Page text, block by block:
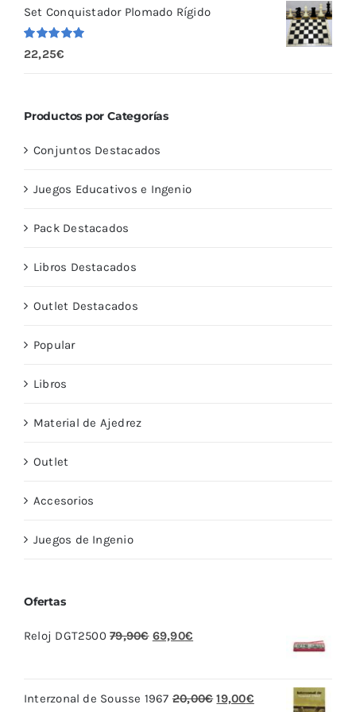
Set Conquistador Plomado Rígido
Valorado
con
5.00
22,25€
Productos por Categorías
Conjuntos Destacados
Juegos Educativos e Ingenio
Pack Destacados
Libros Destacados
Outlet Destacados
Popular
Libros
Material de Ajedrez
Outlet
Accesorios
Juegos de Ingenio
Ofertas
Reloj DGT2500 79,90€ El
era:
69,90€
es:
Interzonal de Sousse 1967 20,00€ El
19,00€El